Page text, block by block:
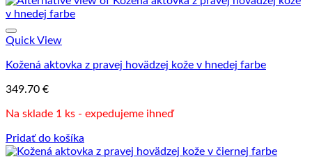
Quick View
Kožená aktovka z pravej hovädzej kože v hnedej farbe
349.70 €
Na sklade 1 ks - expedujeme ihneď
Pridať do košíka